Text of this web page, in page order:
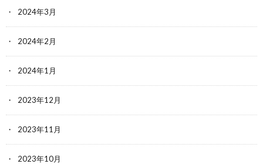
2024年3月
2024年2月
2024年1月
2023年12月
2023年11月
2023年10月